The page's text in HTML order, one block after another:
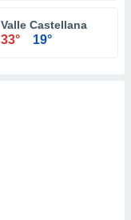
Valle Castellana
33° 19°